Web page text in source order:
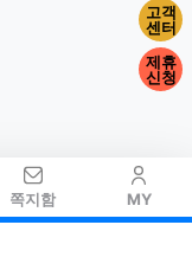
쪽지함 MY
고객
센터
제휴
신청